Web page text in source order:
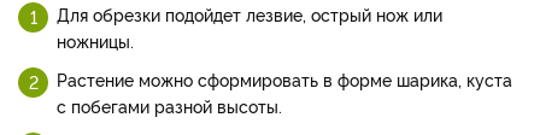
Для обрезки подойдет лезвие, острый нож или
ножницы.
Растение можно сформировать в форме шарика, куста
с побегами разной высоты.